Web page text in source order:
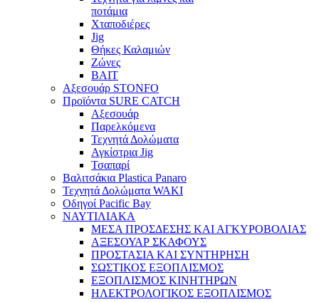
ποτάμια
Χταποδιέρες
Jig
Θήκες Καλαμιών
Ζώνες
BAIT
Αξεσουάρ STONFO
Προϊόντα SURE CATCH
Αξεσουάρ
Παρελκόμενα
Τεχνητά Δολώματα
Αγκίστρια Jig
Τσαπαρί
Βαλιτσάκια Plastica Panaro
Τεχνητά Δολώματα WAKI
Οδηγοί Pacific Bay
ΝΑΥΤΙΛΙΑΚΑ
ΜΕΣΑ ΠΡΟΣΔΕΣΗΣ ΚΑΙ ΑΓΚΥΡΟΒΟΛΙΑΣ
ΑΞΕΣΟΥΑΡ ΣΚΑΦΟΥΣ
ΠΡΟΣΤΑΣΙΑ ΚΑΙ ΣΥΝΤΗΡΗΣΗ
ΣΩΣΤΙΚΟΣ ΕΞΟΠΛΙΣΜΟΣ
ΕΞΟΠΛΙΣΜΟΣ ΚΙΝΗΤΗΡΩΝ
ΗΛΕΚΤΡΟΛΟΓΙΚΟΣ ΕΞΟΠΛΙΣΜΟΣ